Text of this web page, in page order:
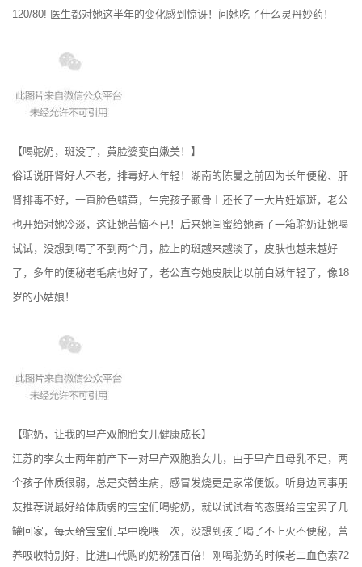
120/80! 医生都对她这半年的变化感到惊讶！问她吃了什么灵丹妙药！
【喝驼奶，斑没了，黄脸婆变白嫩美！】
俗话说肝肾好人不老，排毒好人年轻！湖南的陈曼之前因为长年便秘、肝
肾排毒不好，一直脸色蜡黄，生完孩子颧骨上还长了一大片妊娠斑，老公
也开始对她冷淡，这让她苦恼不已！后来她闺蜜给她寄了一箱驼奶让她喝
试试，没想到喝了不到两个月，脸上的斑越来越淡了，皮肤也越来越好
了，多年的便秘老毛病也好了，老公直夸她皮肤比以前白嫩年轻了，像18
岁的小姑娘！
【驼奶，让我的早产双胞胎女儿健康成长】
江苏的李女士两年前产下一对早产双胞胎女儿，由于早产且母乳不足，两
个孩子体质很弱，总是交替生病，感冒发烧更是家常便饭。听身边同事朋
友推荐说最好给体质弱的宝宝们喝驼奶，就以试试看的态度给宝宝买了几
罐回家，每天给宝宝们早中晚喂三次，没想到孩子喝了不上火不便秘，营
养吸收特别好，比进口代购的奶粉强百倍！刚喝驼奶的时候老二血色素72